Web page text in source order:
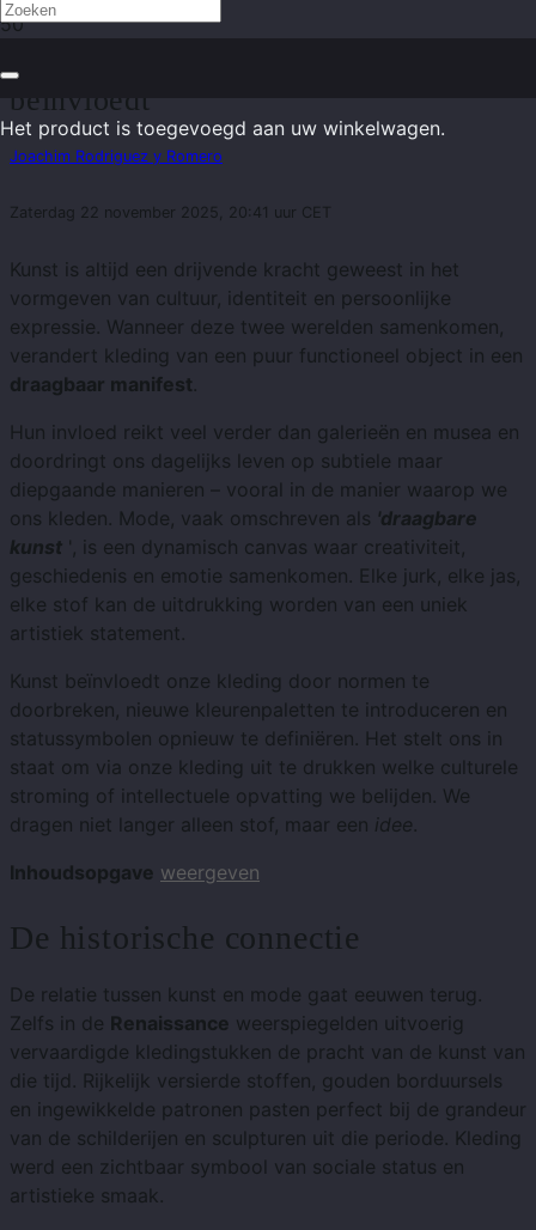
Het product is toegevoegd aan uw winkelwagen.
beïnvloedt
Joachim Rodriguez y Romero
Zaterdag 22 november 2025, 20:41 uur CET
Kunst is altijd een drijvende kracht geweest in het
vormgeven van cultuur, identiteit en persoonlijke
expressie. Wanneer deze twee werelden samenkomen,
verandert kleding van een puur functioneel object in een
draagbaar manifest.
Hun invloed reikt veel verder dan galerieën en musea en
doordringt ons dagelijks leven op subtiele maar
diepgaande manieren – vooral in de manier waarop we
ons kleden. Mode, vaak omschreven als 'draagbare
kunst ', is een dynamisch canvas waar creativiteit,
geschiedenis en emotie samenkomen. Elke jurk, elke jas,
elke stof kan de uitdrukking worden van een uniek
artistiek statement.
Kunst beïnvloedt onze kleding door normen te
doorbreken, nieuwe kleurenpaletten te introduceren en
statussymbolen opnieuw te definiëren. Het stelt ons in
staat om via onze kleding uit te drukken welke culturele
stroming of intellectuele opvatting we belijden. We
dragen niet langer alleen stof, maar een idee.
Inhoudsopgave weergeven
De historische connectie
De relatie tussen kunst en mode gaat eeuwen terug.
Zelfs in de Renaissance weerspiegelden uitvoerig
vervaardigde kledingstukken de pracht van de kunst van
die tijd. Rijkelijk versierde stoffen, gouden borduursels
en ingewikkelde patronen pasten perfect bij de grandeur
van de schilderijen en sculpturen uit die periode. Kleding
werd een zichtbaar symbool van sociale status en
artistieke smaak.